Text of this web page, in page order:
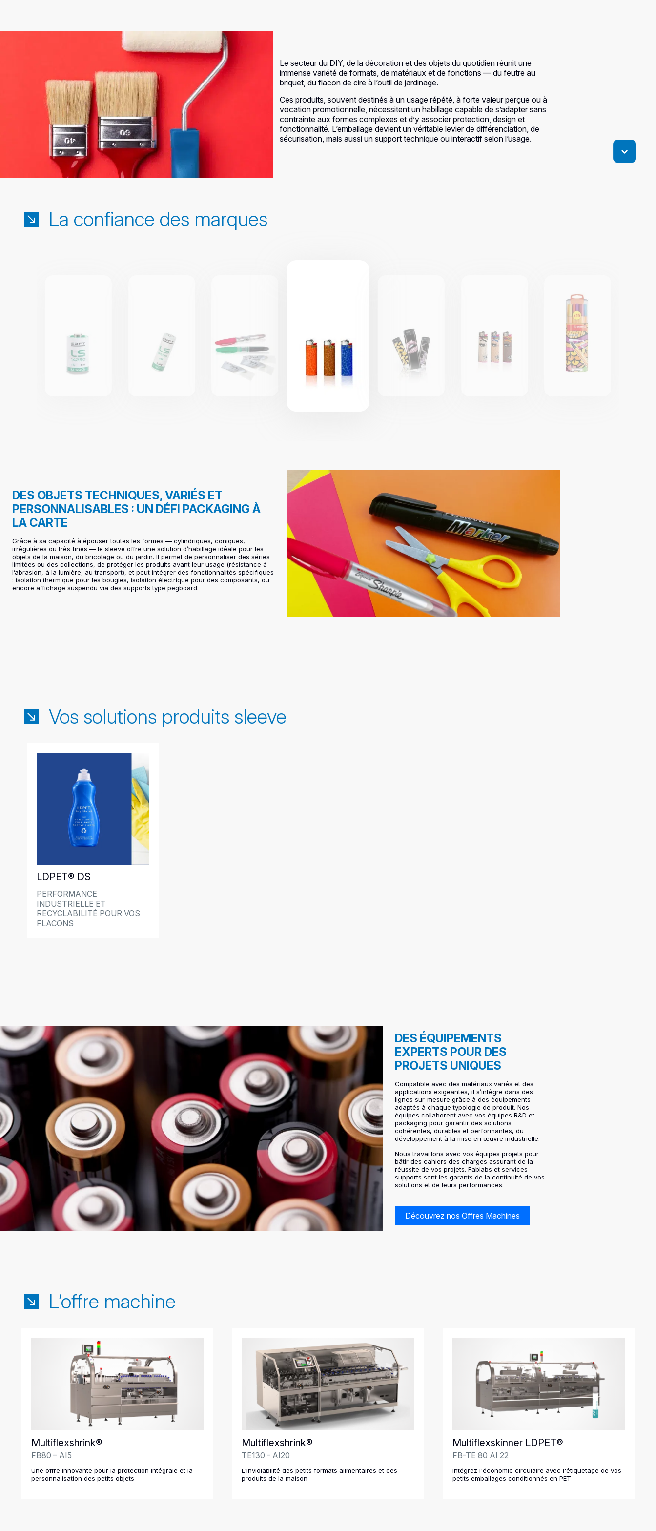
Le secteur du DIY, de la décoration et des objets du quotidien réunit une
immense variété de formats, de matériaux et de fonctions — du feutre au
briquet, du flacon de cire à l’outil de jardinage.
Ces produits, souvent destinés à un usage répété, à forte valeur perçue ou à
vocation promotionnelle, nécessitent un habillage capable de s’adapter sans
contrainte aux formes complexes et d’y associer protection, design et
fonctionnalité. L’emballage devient un véritable levier de différenciation, de
sécurisation, mais aussi un support technique ou interactif selon l’usage.
La confiance des marques
DES OBJETS TECHNIQUES, VARIÉS ET
PERSONNALISABLES : UN DÉFI PACKAGING À
LA CARTE
Grâce à sa capacité à épouser toutes les formes — cylindriques, coniques,
irrégulières ou très fines — le sleeve offre une solution d’habillage idéale pour les
objets de la maison, du bricolage ou du jardin. Il permet de personnaliser des séries
limitées ou des collections, de protéger les produits avant leur usage (résistance à
l’abrasion, à la lumière, au transport), et peut intégrer des fonctionnalités spécifiques
: isolation thermique pour les bougies, isolation électrique pour des composants, ou
encore affichage suspendu via des supports type pegboard.
Vos solutions produits sleeve
LDPET® DS
PERFORMANCE
INDUSTRIELLE ET
RECYCLABILITÉ POUR VOS
FLACONS
DES ÉQUIPEMENTS
EXPERTS POUR DES
PROJETS UNIQUES
Compatible avec des matériaux variés et des
applications exigeantes, il s’intègre dans des
lignes sur-mesure grâce à des équipements
adaptés à chaque typologie de produit. Nos
équipes collaborent avec vos équipes R&D et
packaging pour garantir des solutions
cohérentes, durables et performantes, du
développement à la mise en œuvre industrielle.
Nous travaillons avec vos équipes projets pour
bâtir des cahiers des charges assurant de la
réussite de vos projets. Fablabs et services
supports sont les garants de la continuité de vos
solutions et de leurs performances.
Découvrez nos Offres Machines
L’offre machine
Multiflexshrink®
FB80 – AI5
Une offre innovante pour la protection intégrale et la
personnalisation des petits objets
Multiflexshrink®
TE130 - AI20
L'inviolabilité des petits formats alimentaires et des
produits de la maison
Multiflexskinner LDPET®
FB-TE 80 AI 22
Intégrez l'économie circulaire avec l'étiquetage de vos
petits emballages conditionnés en PET